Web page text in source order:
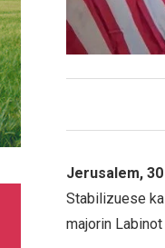
Jerusalem,
Stabilizuese
majorin